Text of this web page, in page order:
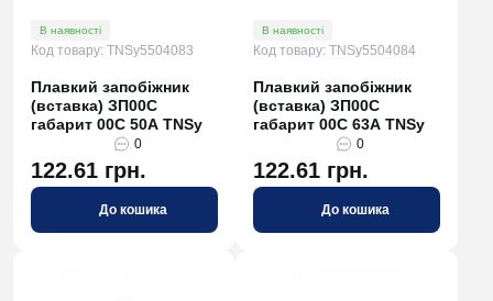
В наявності
Код товару: TNSy5504083
Плавкий запобіжник
(вставка) ЗП00C
габарит 00С 50А TNSy
0
122.61 грн.
До кошика
В наявності
Код товару: TNSy5504084
Плавкий запобіжник
(вставка) ЗП00C
габарит 00С 63А TNSy
0
122.61 грн.
До кошика